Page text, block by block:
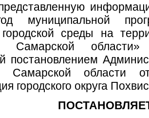
муниципальной
среды на
Самарской
постановлением
Самарской
городского округа